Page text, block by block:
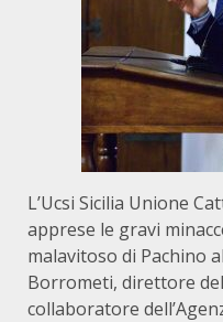
L’Ucsi Sicilia Unione
apprese le gravi
malavitoso di Pachino
Borrometi, direttore
collaboratore